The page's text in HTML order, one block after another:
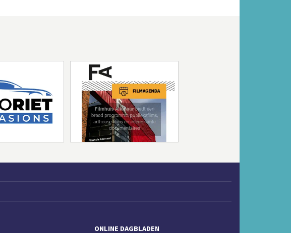
ONLINE DAGBLADEN